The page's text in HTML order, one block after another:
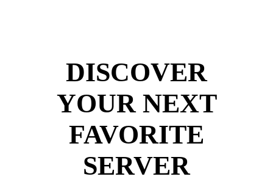
DISCOVER
YOUR NEXT
FAVORITE
SERVER